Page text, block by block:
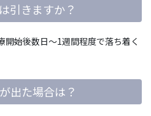
引きますか？
始後数日～1週間程度で落ち着く
出た場合は？